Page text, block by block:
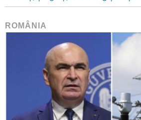
ROMÂNIA